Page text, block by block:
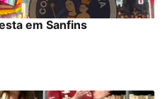
em Sanfins